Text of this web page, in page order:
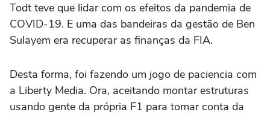
Todt teve que lidar com os efeitos da pandemia de
COVID-19. E uma das bandeiras da gestão de Ben
Sulayem era recuperar as finanças da FIA.
Desta forma, foi fazendo um jogo de paciencia com
a Liberty Media. Ora, aceitando montar estruturas
usando gente da própria F1 para tomar conta da